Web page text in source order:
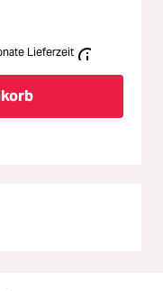
Lieferzeit